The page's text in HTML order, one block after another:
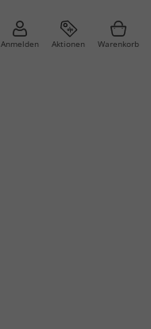
Anmelden Aktionen Warenkorb